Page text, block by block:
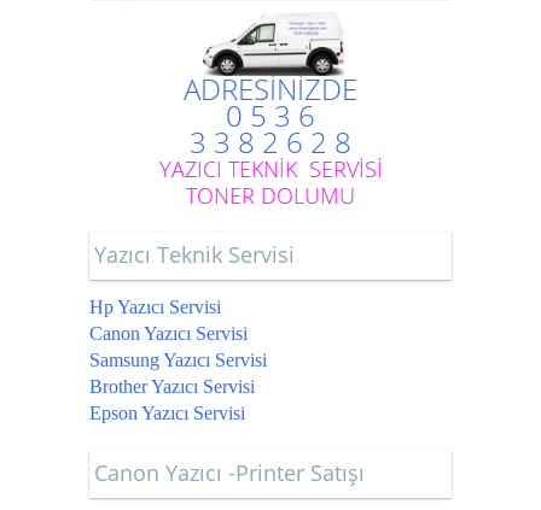
ADRESİNİZDE
0 5 3 6
3 3 8 2 6 2 8
YAZICI TEKNİK SERVİSİ
TONER DOLUMU
Yazıcı Teknik Servisi
Hp Yazıcı Servisi
Canon Yazıcı Servisi
Samsung Yazıcı Servisi
Brother Yazıcı Servisi
Epson Yazıcı Servisi
Canon Yazıcı -Printer Satışı